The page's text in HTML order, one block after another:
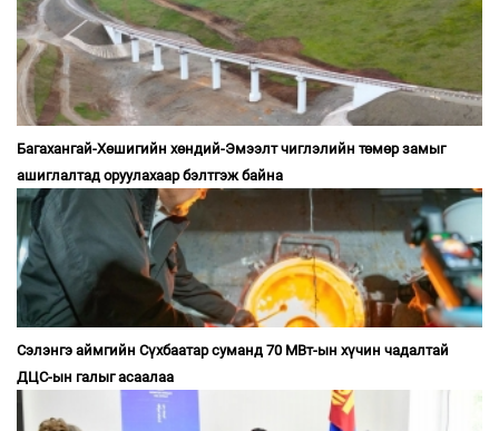
Багахангай-Хөшигийн хөндий-Эмээлт чиглэлийн төмөр замыг
ашиглалтад оруулахаар бэлтгэж байна
Сэлэнгэ аймгийн Сүхбаатар суманд 70 МВт-ын хүчин чадалтай
ДЦС-ын галыг асаалаа